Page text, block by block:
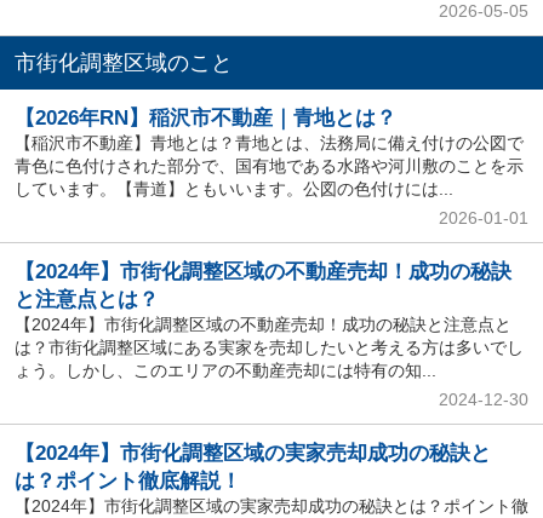
2026-05-05
市街化調整区域のこと
【2026年RN】稲沢市不動産｜青地とは？
【稲沢市不動産】青地とは？青地とは、法務局に備え付けの公図で
青色に色付けされた部分で、国有地である水路や河川敷のことを示
しています。【青道】ともいいます。公図の色付けには...
2026-01-01
【2024年】市街化調整区域の不動産売却！成功の秘訣
と注意点とは？
【2024年】市街化調整区域の不動産売却！成功の秘訣と注意点と
は？市街化調整区域にある実家を売却したいと考える方は多いでし
ょう。しかし、このエリアの不動産売却には特有の知...
2024-12-30
【2024年】市街化調整区域の実家売却成功の秘訣と
は？ポイント徹底解説！
【2024年】市街化調整区域の実家売却成功の秘訣とは？ポイント徹